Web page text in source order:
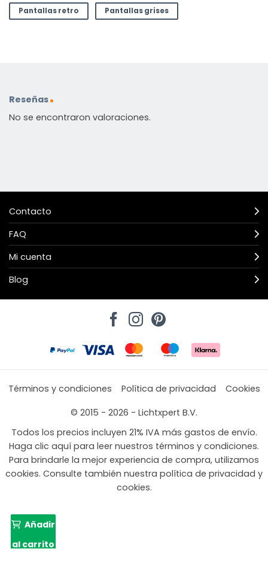
Pantallas retro Pantallas grises
Reseñas
No se encontraron valoraciones.
Contacto
FAQ
Mi cuenta
Blog
Términos y condiciones Política de privacidad
Cookies
© 2015 - 2026 - Lichtxpert B.V.
Todos los precios incluyen 21% IVA más gastos de envío.
Haga clic aquí para leer nuestros términos y condiciones.
Para brindarle la mejor experiencia de compra, utilizamos
cookies. Consulte también nuestra política de privacidad y
cookies.
Añadir
al carrito